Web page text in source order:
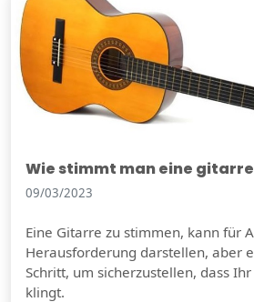
Wie stimmt man eine
09/03/2023
Eine Gitarre zu stimmen, kann für
Herausforderung darstellen, aber
Schritt, um sicherzustellen, dass
klingt.